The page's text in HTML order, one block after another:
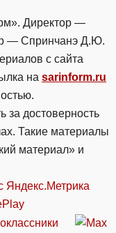
Директор —
— Спринчанэ Д.Ю.
с сайта
на sarinform.ru
за достоверность
Такие материалы
материал» и
Яндекс.Метрика